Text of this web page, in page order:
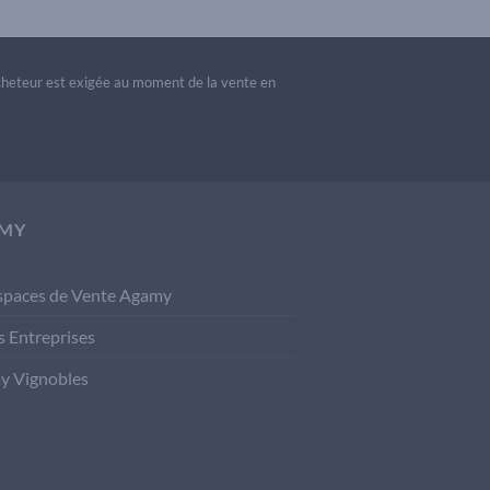
est exigée au moment de la vente en
de Vente Agamy
Entreprises
Vignobles